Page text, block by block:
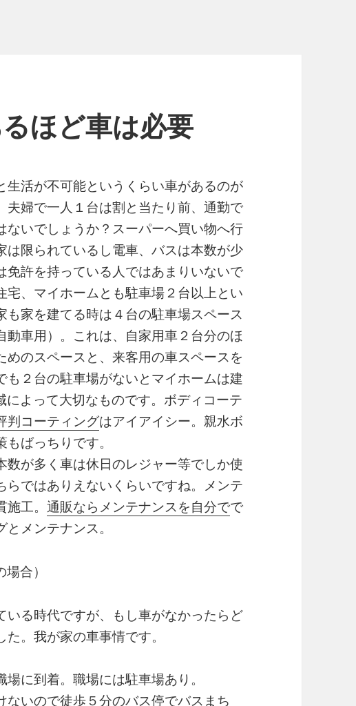
ほど車は必要
活が不可能というくらい車があるのが
夫婦で一人１台は割と当たり前、通勤で
いでしょうか？スーパーへ買い物へ行
は限られているし電車、バスは本数が少
免許を持っている人ではあまりいないで
宅、マイホームとも駐車場２台以上とい
も家を建てる時は４台の駐車場スペース
車用）。これは、自家用車２台分のほ
のスペースと、来客用の車スペースを
２台の駐車場がないとマイホームは建
よって大切なものです。ボディコーテ
判コーティングはアイアイシー。親水ボ
ばっちりです。
が多く車は休日のレジャー等でしか使
ではありえないくらいですね。メンテ
施工。通販ならメンテナンスを自分でで
メンテナンス。
合）
る時代ですが、もし車がなかったらど
。我が家の車事情です。
に到着。職場には駐車場あり。
いので徒歩５分のバス停でバスまち